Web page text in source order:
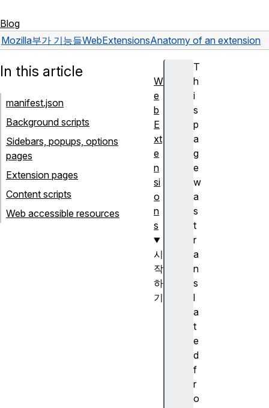
Blog
Mozilla부가 기능들WebExtensionsAnatomy of an extension
T
h
i
s
p
a
g
e
w
a
s
t
r
a
n
s
l
a
t
e
d
f
r
o
In this article
manifest.json
Background scripts
Sidebars, popups, options
pages
Extension pages
Content scripts
Web accessible resources
W
e
b
E
xt
e
n
si
o
n
s
시
작
하
기